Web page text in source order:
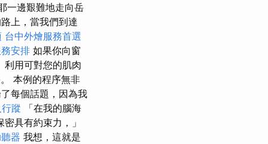
一邊艱難地走向岳
上，當我們到達
台中外燴服務首選
安排 如果你向窗
利用可對您的肌肉
本例的程序無非
每個話題，因為我
蹤 「在我的腦海
密具有約束力，」
器 我想，這就是